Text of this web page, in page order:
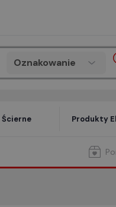
Oznakowanie
Search
Produkty